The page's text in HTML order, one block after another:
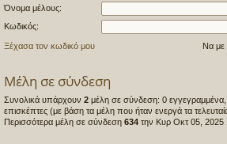
Όνομα μέλους:
Κωδικός:
Ξέχασα τον κωδικό μου Να με
Μέλη σε σύνδεση
Συνολικά υπάρχουν 2 μέλη σε σύνδεση: 0
επισκέπτες (με βάση τα μέλη που ήταν ενεργά τα
Περισσότερα μέλη σε σύνδεση 634 την Κυρ Οκτ 05, 2025